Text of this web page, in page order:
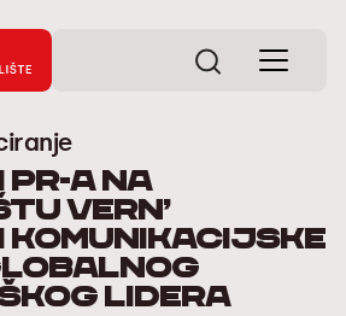
a na
VERN’
komunikacijske
lidera